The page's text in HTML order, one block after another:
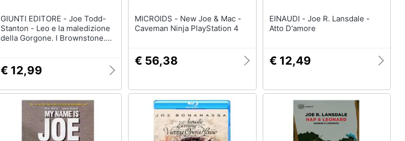
GIUNTI EDITORE - Joe Todd-
Stanton - Leo e la maledizione
della Gorgone. I Brownstone.
€ 12,99
MICROIDS - New Joe & Mac -
Caveman Ninja PlayStation 4
€ 56,38
EINAUDI - Joe R. Lansdale -
Atto D'amore
€ 12,49